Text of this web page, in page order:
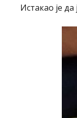
Истакао је